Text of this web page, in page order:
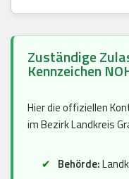
Zuständige
Kennzeichen
Hier die offiziellen
im Bezirk Landkreis
Behörde: